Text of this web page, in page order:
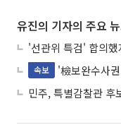
유진의 기자의 주요
속보
'檢보완수사권 완